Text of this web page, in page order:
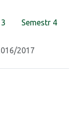
Semestr 4
2017